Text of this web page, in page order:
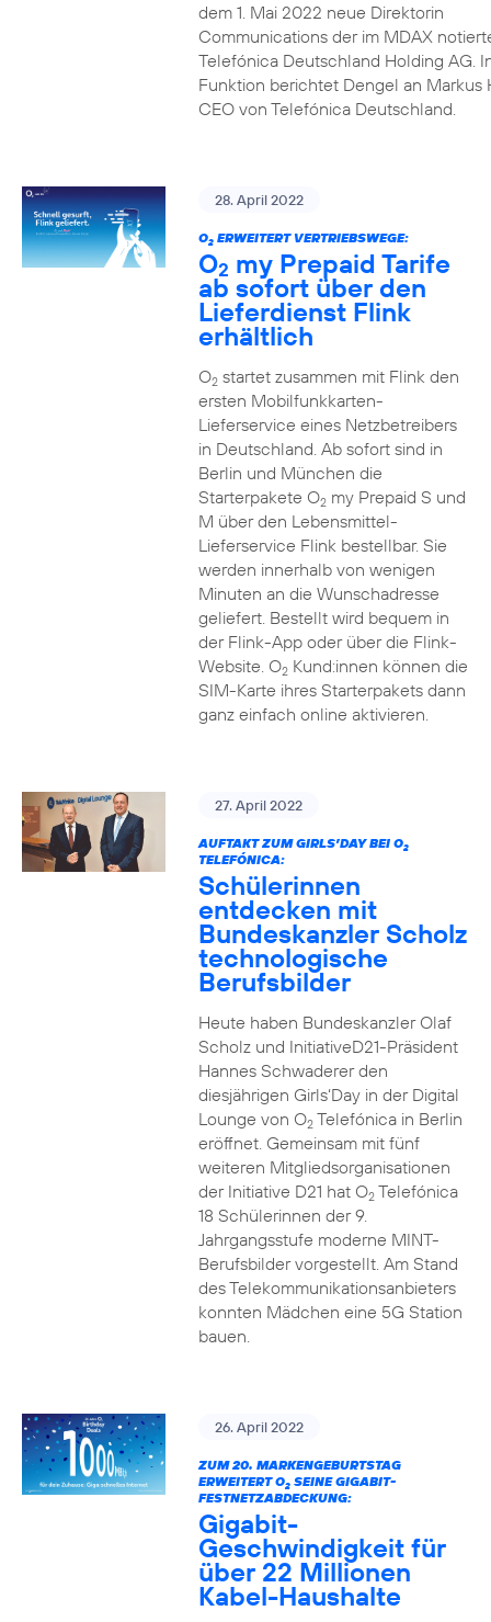
dem 1. Mai 2022 neue Direktorin
Communications der im MDAX
Telefónica Deutschland Holding AG.
Funktion berichtet Dengel an Markus
CEO von Telefónica Deutschland.
28. April 2022
O2ERWEITERT VERTRIEBSWEGE:
O2 my Prepaid Tarife
ab sofort über den
Lieferdienst Flink
erhältlich
O2startet zusammen mit Flink den
ersten Mobilfunkkarten-
Lieferservice eines Netzbetreibers
in Deutschland. Ab sofort sind in
Berlin und München die
Starterpakete O2my Prepaid S und
M über den Lebensmittel-
Lieferservice Flink bestellbar. Sie
werden innerhalb von wenigen
Minuten an die Wunschadresse
geliefert. Bestellt wird bequem in
der Flink-App oder über die Flink-
Website. O2Kund:innen können die
SIM-Karte ihres Starterpakets dann
ganz einfach online aktivieren.
27. April 2022
AUFTAKT ZUM GIRLS’DAY BEI O2
TELEFÓNICA:
Schülerinnen
entdecken mit
Bundeskanzler Scholz
technologische
Berufsbilder
Heute haben Bundeskanzler Olaf
Scholz und InitiativeD21-Präsident
Hannes Schwaderer den
diesjährigen Girls‘Day in der Digital
Lounge von O2Telefónica in Berlin
eröffnet. Gemeinsam mit fünf
weiteren Mitgliedsorganisationen
der Initiative D21 hat O2Telefónica
18 Schülerinnen der 9.
Jahrgangsstufe moderne MINT-
Berufsbilder vorgestellt. Am Stand
des Telekommunikationsanbieters
konnten Mädchen eine 5G Station
bauen.
26. April 2022
ZUM 20. MARKENGEBURTSTAG
ERWEITERT O2SEINE GIGABIT-
FESTNETZABDECKUNG:
Gigabit-
Geschwindigkeit für
über 22 Millionen
Kabel-Haushalte